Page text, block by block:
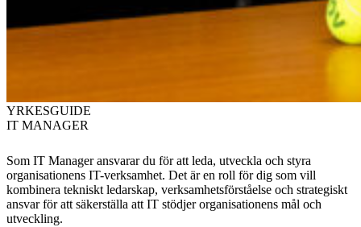
YRKESGUIDE
IT MANAGER
Som IT Manager ansvarar du för att leda, utveckla och styra
organisationens IT-verksamhet. Det är en roll för dig som vill
kombinera tekniskt ledarskap, verksamhetsförståelse och strategiskt
ansvar för att säkerställa att IT stödjer organisationens mål och
utveckling.